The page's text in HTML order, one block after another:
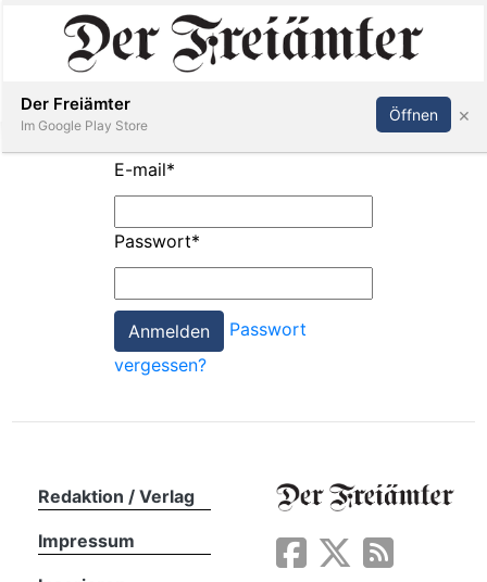
Paper
App
Inserieren Abonnieren Anmelden
E-mail*
Passwort*
Passwort
vergessen?
Redaktion / Verlag
Impressum
Der Freiämter
Im Google Play Store
Öffnen ×